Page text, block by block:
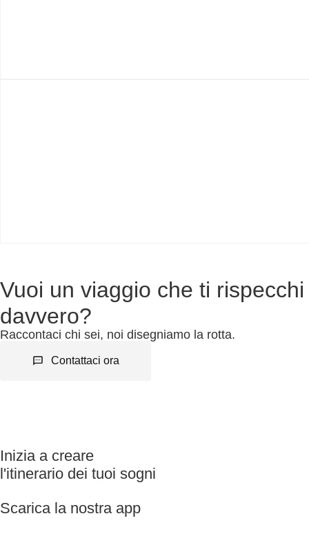
Vuoi un viaggio che ti rispecchi
davvero?
Raccontaci chi sei, noi disegniamo la rotta.
Contattaci ora
Inizia a creare
l'itinerario dei tuoi sogni
Scarica la nostra app